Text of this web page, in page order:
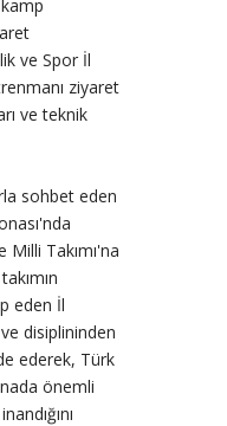
ve Spor İl
ziyaret
ve teknik
sohbet eden
Takımı'na
eden İl
disiplininden
ederek, Türk
önemli